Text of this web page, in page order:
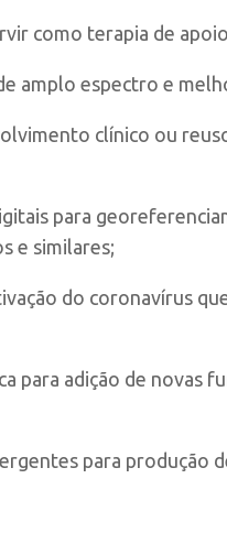
como terapia de
amplo espectro e
clínico ou
para
e similares;
do coronavírus
para adição de novas
para produção